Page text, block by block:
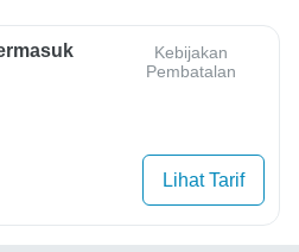
Kebijakan
Pembatalan
Lihat Tarif